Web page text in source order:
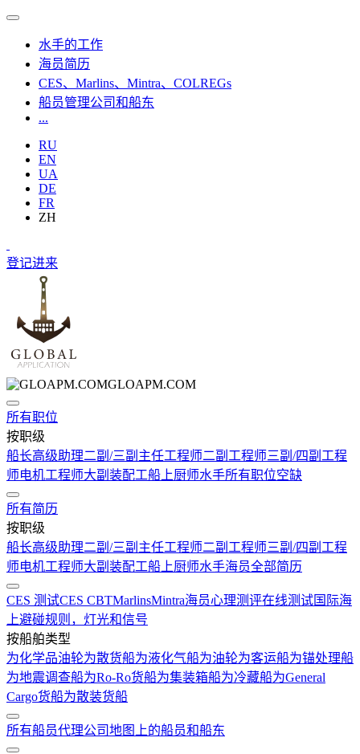
水手的工作
海员简历
CES、Marlins、Mintra、COLREGs
船员管理公司和船东
...
RU
EN
UA
DE
FR
ZH
登记进来
GLOAPM.COM
所有职位
按职级
船长高级助理二副/三副 主任工程师二副工程师三副/四副工程
师电机工程师大副 装配工船上厨师水手所有职位空缺
所有简历
按职级
船长高级助理二副/三副 主任工程师二副工程师三副/四副工程
师电机工程师大副 装配工船上厨师水手海员全部简历
CES 测试CES CBTMarlinsMintra海员心理测评在线测试国际海
上避碰规则，灯光和信号
按船舶类型
为化学品油轮为散货船为液化气船为油轮为客运船为锚处理船
为地震调查船为Ro-Ro货船为集装箱船为冷藏船为General
Cargo货船为散装货船
所有船员代理公司地图上的船员和船东